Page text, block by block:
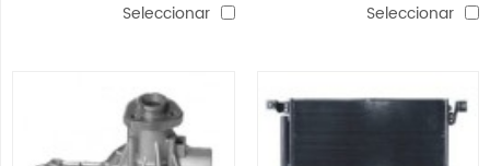
Seleccionar Seleccionar